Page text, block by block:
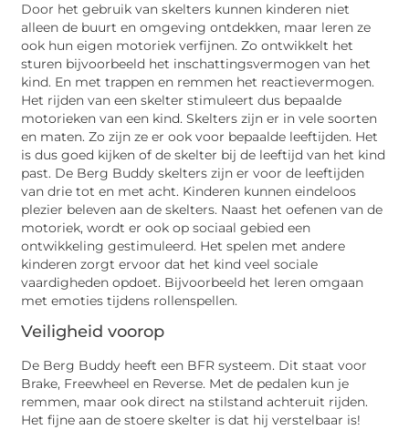
Door het gebruik van skelters kunnen kinderen niet
alleen de buurt en omgeving ontdekken, maar leren ze
ook hun eigen motoriek verfijnen. Zo ontwikkelt het
sturen bijvoorbeeld het inschattingsvermogen van het
kind. En met trappen en remmen het reactievermogen.
Het rijden van een skelter stimuleert dus bepaalde
motorieken van een kind. Skelters zijn er in vele soorten
en maten. Zo zijn ze er ook voor bepaalde leeftijden. Het
is dus goed kijken of de skelter bij de leeftijd van het kind
past. De Berg Buddy skelters zijn er voor de leeftijden
van drie tot en met acht. Kinderen kunnen eindeloos
plezier beleven aan de skelters. Naast het oefenen van de
motoriek, wordt er ook op sociaal gebied een
ontwikkeling gestimuleerd. Het spelen met andere
kinderen zorgt ervoor dat het kind veel sociale
vaardigheden opdoet. Bijvoorbeeld het leren omgaan
met emoties tijdens rollenspellen.
Veiligheid voorop
De Berg Buddy heeft een BFR systeem. Dit staat voor
Brake, Freewheel en Reverse. Met de pedalen kun je
remmen, maar ook direct na stilstand achteruit rijden.
Het fijne aan de stoere skelter is dat hij verstelbaar is!